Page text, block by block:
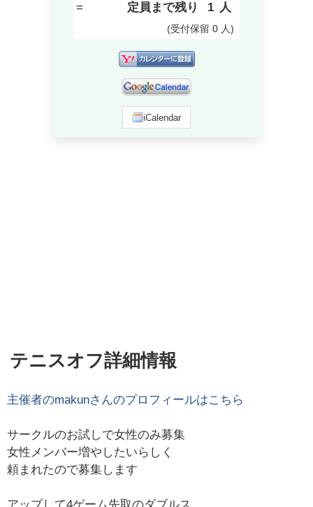
=
定員まで残り 1 人
(受付保留 0 人)
iCalendar
テニスオフ詳細情報
主催者のmakunさんのプロフィールはこちら
サークルのお試しで女性のみ募集
女性メンバー増やしたいらしく
頼まれたので募集します